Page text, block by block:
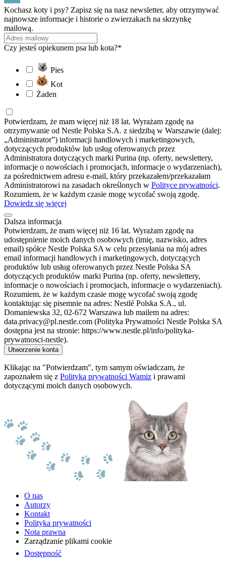
Kochasz koty i psy? Zapisz się na nasz newsletter, aby otrzymywać
najnowsze informacje i historie o zwierzakach na skrzynkę
mailową.
Czy jesteś opiekunem psa lub kota?*
Pies
Kot
Żaden
Potwierdzam, że mam więcej niż 18 lat. Wyrażam zgodę na
otrzymywanie od Nestle Polska S.A. z siedzibą w Warszawie (dalej:
„Administrator”) informacji handlowych i marketingowych,
dotyczących produktów lub usług oferowanych przez
Administratora dotyczących marki Purina (np. oferty, newslettery,
informacje o nowościach i promocjach, informacje o wydarzeniach),
za pośrednictwem adresu e-mail, który przekazałem/przekazałam
Administratorowi na zasadach określonych w Polityce prywatności.
Rozumiem, że w każdym czasie mogę wycofać swoją zgodę.
Dowiedz się więcej
Dalsza informacja
Potwierdzam, że mam więcej niż 16 lat. Wyrażam zgodę na
udostępnienie moich danych osobowych (imię, nazwisko, adres
email) spółce Nestle Polska SA w celu przesyłania na mój adres
email informacji handlowych i marketingowych, dotyczących
produktów lub usług oferowanych przez Nestle Polska SA
dotyczących produktów marki Purina (np. oferty, newslettery,
informacje o nowościach i promocjach, informacje o wydarzeniach).
Rozumiem, że w każdym czasie mogę wycofać swoją zgodę
kontaktując się pisemnie na adres: Nestlé Polska S.A., ul.
Domaniewska 32, 02-672 Warszawa lub mailem na adres:
data.privacy@pl.nestle.com (Polityka Prywatności Nestle Polska SA
dostępna jest na stronie: https://www.nestle.pl/info/polityka-
prywatnosci-nestle).
Utworzenie konta
Klikając na "Potwierdzam", tym samym oświadczam, że
zapoznałem się z Polityką prywatności Wamiz i prawami
dotyczącymi moich danych osobowych.
O nas
Autorzy
Kontakt
Polityka prywatności
Nota prawna
Zarządzanie plikami cookie
Dostępność